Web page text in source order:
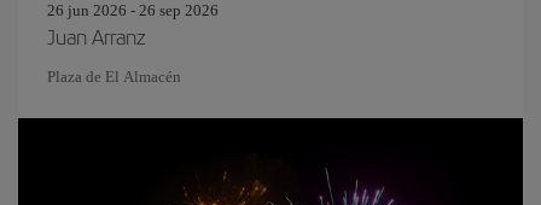
26 jun 2026 - 26 sep 2026
Juan Arranz
Plaza de El Almacén